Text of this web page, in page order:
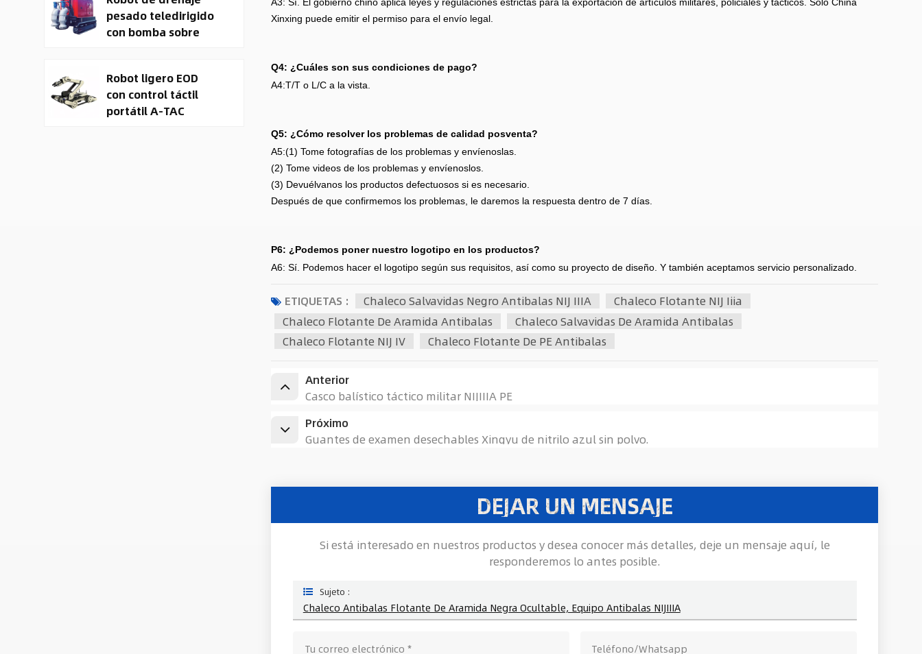
Xinxing puede emitir el permiso para el envío legal.
Q4: ¿Cuáles son sus condiciones de pago?
A4:T/T o L/C a la vista.
Q5: ¿Cómo resolver los problemas de calidad posventa?
A5:(1) Tome fotografías de los problemas y envíenoslas.
(2) Tome videos de los problemas y envíenoslos.
(3) Devuélvanos los productos defectuosos si es necesario.
Después de que confirmemos los problemas, le daremos la respuesta dentro de 7 días.
P6: ¿Podemos poner nuestro logotipo en los productos?
A6: Sí. Podemos hacer el logotipo según sus requisitos, así como su proyecto de diseño. Y también aceptamos servicio personalizado.
ETIQUETAS : Chaleco Salvavidas Negro Antibalas NIJ IIIA
Chaleco Flotante NIJ Iiia
Chaleco Flotante De Aramida Antibalas
Chaleco Salvavidas De Aramida Antibalas
Chaleco Flotante NIJ IV
Chaleco Flotante De PE Antibalas
Anterior
Casco balístico táctico militar NIJIIIA PE
Próximo
Guantes de examen desechables Xingyu de nitrilo azul sin polvo.
DEJAR UN MENSAJE
Si está interesado en nuestros productos y desea conocer más detalles, deje un mensaje aquí, le
responderemos lo antes posible.
Sujeto :
Chaleco Antibalas Flotante De Aramida Negra Ocultable, Equipo Antibalas NIJIIIA
pesado teledirigido
con bomba sobre
tripulado (UGV).
Robot ligero EOD
con control táctil
portátil A-TAC